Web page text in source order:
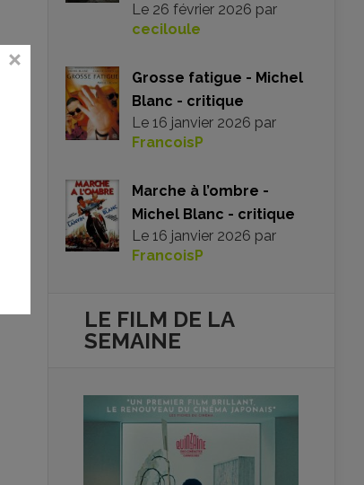
Le 26 février 2026 par
ceciloule
Grosse fatigue - Michel
Blanc - critique
Le 16 janvier 2026 par
FrancoisP
Marche à l’ombre -
Michel Blanc - critique
Le 16 janvier 2026 par
FrancoisP
LE FILM DE LA
SEMAINE